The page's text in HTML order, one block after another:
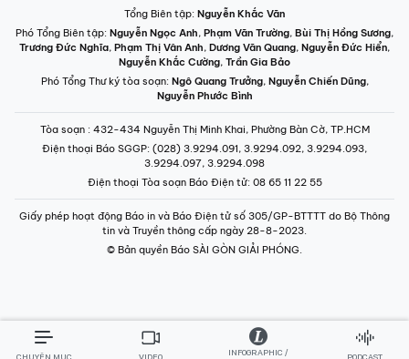
Nguyễn Ngọc Anh,Phạm Văn Trường
Phạm Thị Vân Anh ,Dương Văn Quang
Nguyễn Khắc Cường,Trần Gia Bảo
Phó Tổng Thư ký tòa soạn: Ngô Quang Trưởng Nguyễn Chiến Dũng
Nguyễn Phước Bình
: 432-434 Nguyễn Thị Minh Khai, Phường Bàn Cờ, TP.HCM
Điện thoại Báo SGGP : (028) 3.9294.091, 3.9294.092, 3.9294.093,
3.9294.097, 3.9294.098
Điện thoại Tòa soạn Báo Điện tử : 08 65 11 22 55
Giấy phép hoạt động Báo in và Báo Điện tử số 305/GP-BTTTT do Bộ Thông
© Bản quyền Báo SÀI GÒN GIẢI PHÓNG.
CHUYÊN MỤC VIDEO
INFOGRAPHIC /
LONGFORM
PODCAST